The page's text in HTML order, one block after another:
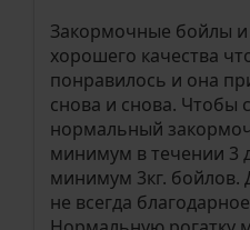
Закормочные бойлы
хорошего качества
понравилось и она
снова и снова. Чтобы
нормальный
минимум в течении 3
минимум 3кг. бойлов.
не всегда